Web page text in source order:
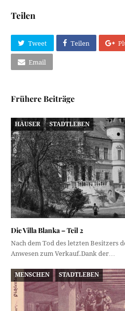
Teilen
Tweet Teilen
Email
Frühere Beiträge
HÄUSER STADTLEBEN
Die Villa Blanka – Teil 2
Nach dem Tod des letzten Besitzers
Anwesen zum Verkauf.Dank der…
MENSCHEN STADTLEBEN